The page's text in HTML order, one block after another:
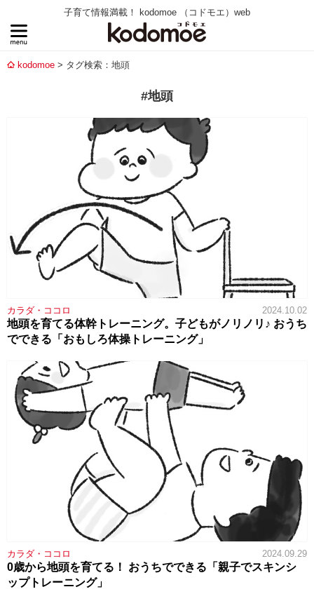
子育て情報満載！ kodomoe （コドモエ）web
kodomoe タグ検索：地頭
#地頭
カラダ・ココロ 2024.10.02
地頭を育てる体幹トレーニング。子どもがノリノリ♪ おうち
でできる「おもしろ体操トレーニング」
カラダ・ココロ 2024.09.29
0歳から地頭を育てる！ おうちでできる「親子でスキンシ
ップトレーニング」